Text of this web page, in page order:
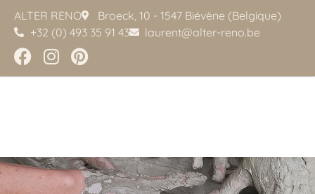
ALTER RENO
Broeck, 10 - 1547 Biévène (Belgique)
+32 (0) 493 35 91 43
laurent@alter-reno.be